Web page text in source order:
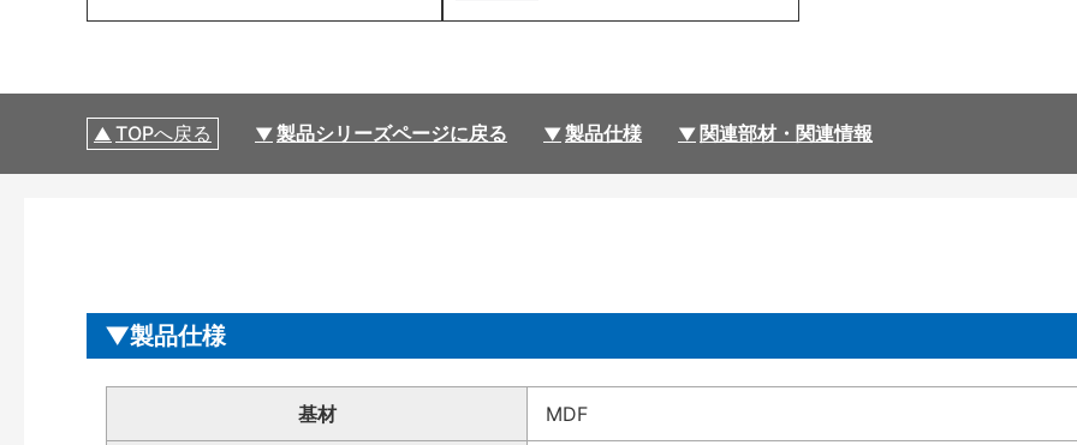
TOPへ戻る 製品シリーズページに戻る 製品仕様 関連部材・関連情報
製品仕様
基材 MDF